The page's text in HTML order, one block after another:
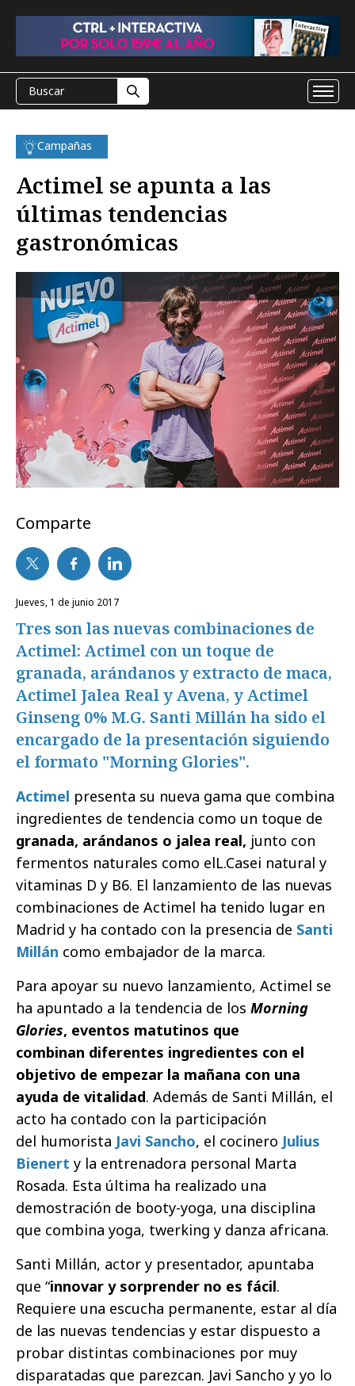
Campañas
Actimel se apunta a las
últimas tendencias
gastronómicas
Comparte
jueves, 1 de junio 2017
Tres son las nuevas combinaciones de
Actimel: Actimel con un toque de
granada, arándanos y extracto de maca,
Actimel Jalea Real y Avena, y Actimel
Ginseng 0% M.G. Santi Millán ha sido el
encargado de la presentación siguiendo
el formato "Morning Glories".
Actimel presenta su nueva gama que combina
ingredientes de tendencia como un toque de
granada, arándanos o jalea real, junto con
fermentos naturales como elL.Casei natural y
vitaminas D y B6. El lanzamiento de las nuevas
combinaciones de Actimel ha tenido lugar en
Madrid y ha contado con la presencia de Santi
Millán como embajador de la marca.
Para apoyar su nuevo lanzamiento, Actimel se
ha apuntado a la tendencia de los Morning
Glories, eventos matutinos que
combinan diferentes ingredientes con el
objetivo de empezar la mañana con una
ayuda de vitalidad. Además de Santi Millán, el
acto ha contado con la participación
del humorista Javi Sancho, el cocinero Julius
Bienert y la entrenadora personal Marta
Rosada. Esta última ha realizado una
demostración de booty-yoga, una disciplina
que combina yoga, twerking y danza africana.
Santi Millán, actor y presentador, apuntaba
que “innovar y sorprender no es fácil.
Requiere una escucha permanente, estar al día
de las nuevas tendencias y estar dispuesto a
probar distintas combinaciones por muy
disparatadas que parezcan. Javi Sancho y yo lo